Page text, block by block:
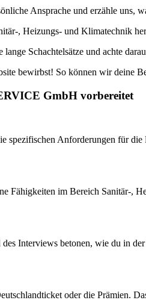
Ansprache und erzähle uns,
, Heizungs- und Klimatechnik
Schachtelsätze und achte
bewirbst! So können wir deine
GmbH vorbereitet
spezifischen Anforderungen für
Fähigkeiten im Bereich Sanitär-,
Interviews betonen, wie du in
oder die Prämien.